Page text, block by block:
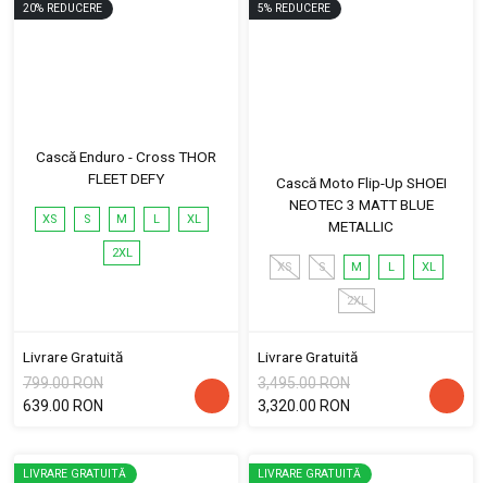
20% REDUCERE
Cască Enduro - Cross THOR
FLEET DEFY
XS S M L XL
2XL
Livrare Gratuită
799.00 RON
639.00 RON
5% REDUCERE
Cască Moto Flip-Up SHOEI
NEOTEC 3 MATT BLUE
METALLIC
XS S M L XL
2XL
Livrare Gratuită
3,495.00 RON
3,320.00 RON
LIVRARE GRATUITĂ
LIVRARE GRATUITĂ